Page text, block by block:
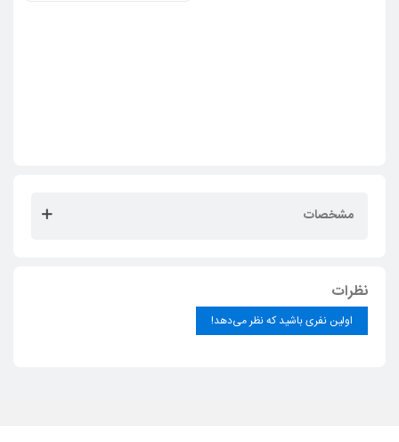
مشخصات
نظرات
اولین نفری باشید که نظر می‌دهد!